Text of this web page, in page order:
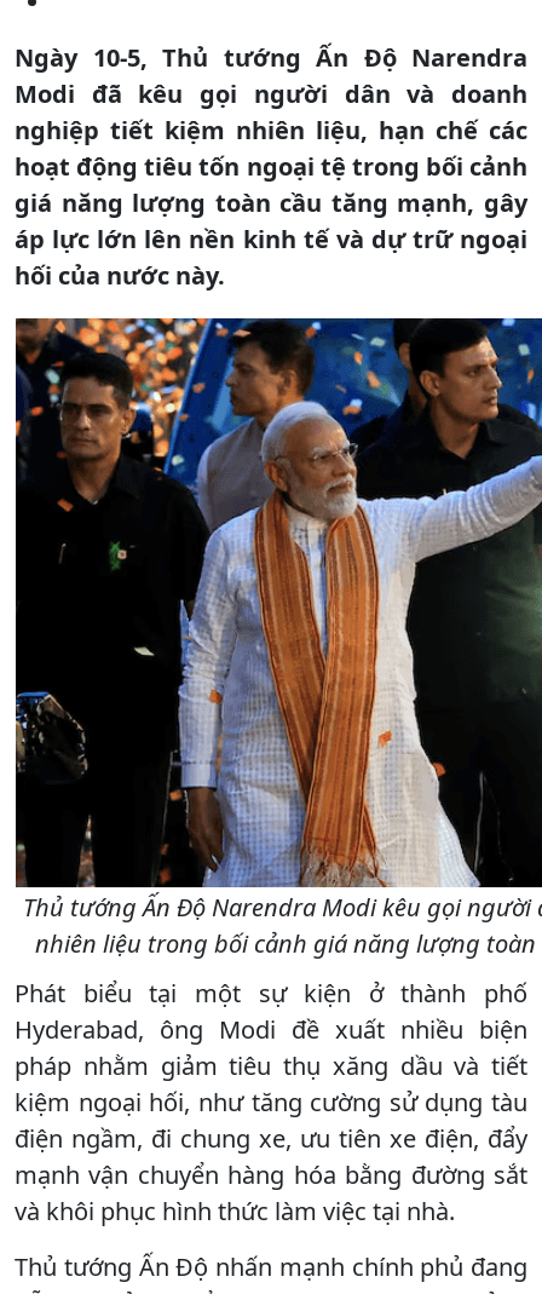
Ngày 10-5, Thủ tướng Ấn Độ Narendra
Modi đã kêu gọi người dân và doanh
nghiệp tiết kiệm nhiên liệu, hạn chế các
hoạt động tiêu tốn ngoại tệ trong bối cảnh
giá năng lượng toàn cầu tăng mạnh, gây
áp lực lớn lên nền kinh tế và dự trữ ngoại
hối của nước này.
Thủ tướng Ấn Độ Narendra Modi kêu gọi
nhiên liệu trong bối cảnh giá năng lượng toàn
Phát biểu tại một sự kiện ở thành phố
Hyderabad, ông Modi đề xuất nhiều biện
pháp nhằm giảm tiêu thụ xăng dầu và tiết
kiệm ngoại hối, như tăng cường sử dụng tàu
điện ngầm, đi chung xe, ưu tiên xe điện, đẩy
mạnh vận chuyển hàng hóa bằng đường sắt
và khôi phục hình thức làm việc tại nhà.
Thủ tướng Ấn Độ nhấn mạnh chính phủ đang